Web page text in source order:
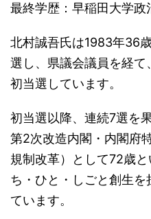
最終学歴：早稲田大学
北村誠吾氏は1983年36
選し、県議会議員を経
初当選しています。
初当選以降、連続7選を
第2次改造内閣・内閣府
規制改革）として72歳
ち・ひと・しごと創生
ています。